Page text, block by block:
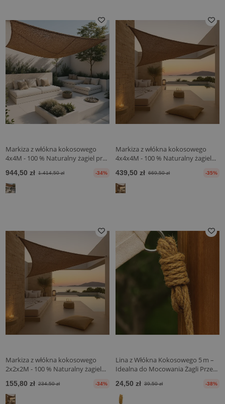
Markiza z włókna kokosowego
4x4M - 100 % Naturalny żagiel pr...
944,50 zł 1.414,50 zł -34%
Markiza z włókna kokosowego
4x4x4M - 100 % Naturalny żagiel...
439,50 zł 669,50 zł -35%
Markiza z włókna kokosowego
2x2x2M - 100 % Naturalny żagiel...
155,80 zł 234,50 zł -34%
Lina z Włókna Kokosowego 5 m –
Idealna do Mocowania Żagli Prze...
24,50 zł 39,50 zł -38%